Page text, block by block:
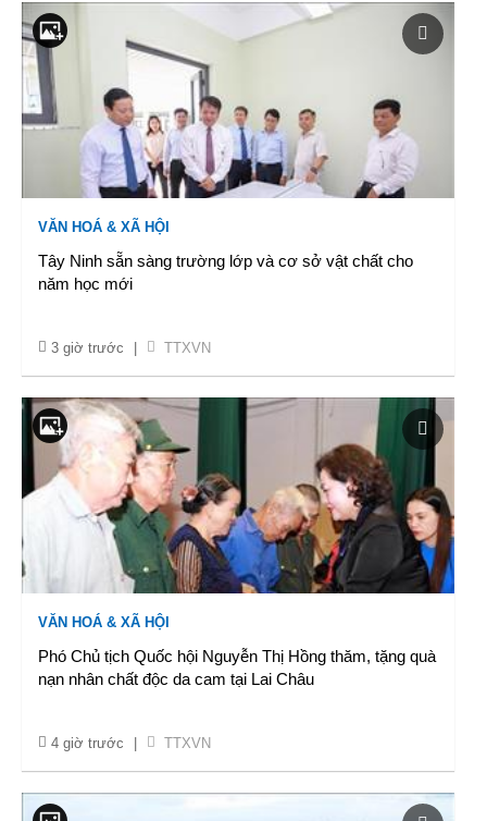
VĂN HOÁ & XÃ HỘI
Tây Ninh sẵn sàng trường lớp và cơ sở vật chất cho
năm học mới
3 giờ trước TTXVN
VĂN HOÁ & XÃ HỘI
Phó Chủ tịch Quốc hội Nguyễn Thị Hồng thăm, tặng quà
nạn nhân chất độc da cam tại Lai Châu
4 giờ trước TTXVN